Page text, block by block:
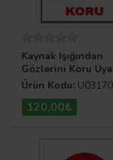
Kaynak Işığından
Gözlerini Koru
Levhası
Ürün Kodu: U03170
120,00₺